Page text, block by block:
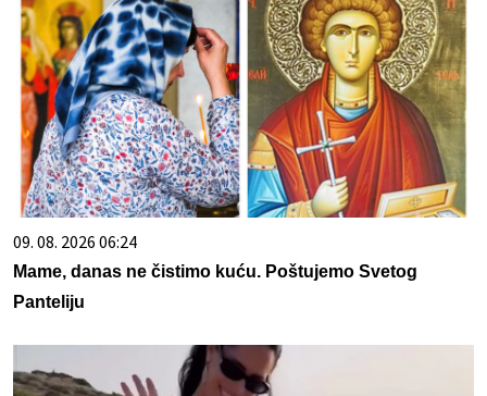
09. 08. 2026 06:24
Mame, danas ne čistimo kuću. Poštujemo Svetog
Panteliju